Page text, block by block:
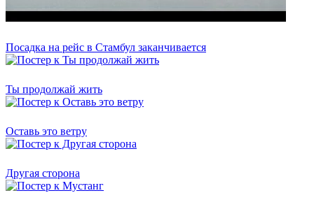
Посадка на рейс в Стамбул заканчивается
Ты продолжай жить
Оставь это ветру
Другая сторона